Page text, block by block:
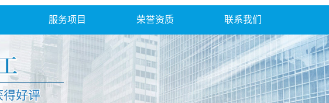
服务项目 荣誉资质 联系我们